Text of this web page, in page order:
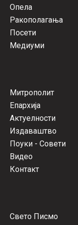
Опела
Ракополагања
Посети
Медиуми
Митрополит
Епархија
Актуелности
Издаваштво
Поуки - Совети
Видео
Контакт
Свето Писмо